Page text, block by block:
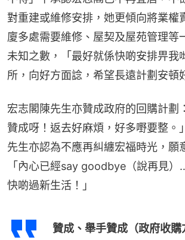
對重建或維修安排，她更傾向將業權
廈多處需要維修、屋契及屋苑管理等
未知之數，「最好就係快啲安排畀我
所，向好方面諗，希望長遠計劃安頓
宏志閣陳先生亦贊成政府的回購計劃
贊成呀！返去好麻煩，好多嘢要整。
先生亦認為不應再糾纏宏福時光，願
「內心已經say goodbye（說再見）
快啲過新生活！」
贊成、舉手贊成（政府收購